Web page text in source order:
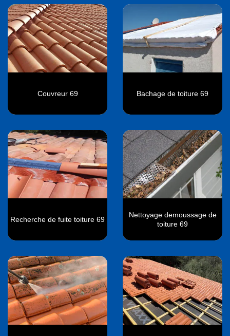
Couvreur 69 Bachage de toiture 69
Recherche de fuite toiture 69
Nettoyage demoussage de
toiture 69